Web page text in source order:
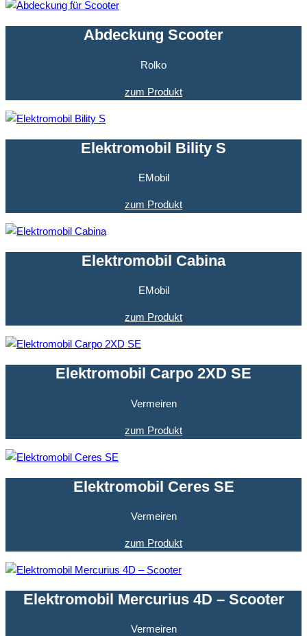
Abdeckung Scooter
Rolko
zum Produkt
Elektromobil Bility S
EMobil
zum Produkt
Elektromobil Cabina
EMobil
zum Produkt
Elektromobil Carpo 2XD SE
Vermeiren
zum Produkt
Elektromobil Ceres SE
Vermeiren
zum Produkt
Elektromobil Mercurius 4D – Scooter
Vermeiren